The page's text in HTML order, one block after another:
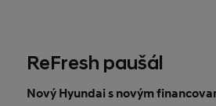
ReFresh paušál
Nový Hyundai s novým